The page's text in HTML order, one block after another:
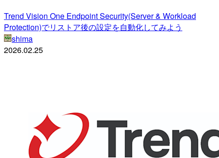
Trend Vision One Endpoint Security(Server & Workload
Protection)でリストア後の設定を自動化してみよう
shima
2026.02.25